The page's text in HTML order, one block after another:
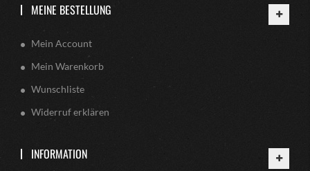
MEINE BESTELLUNG
Mein Account
Mein Warenkorb
Wunschliste
Widerruf erklären
INFORMATION